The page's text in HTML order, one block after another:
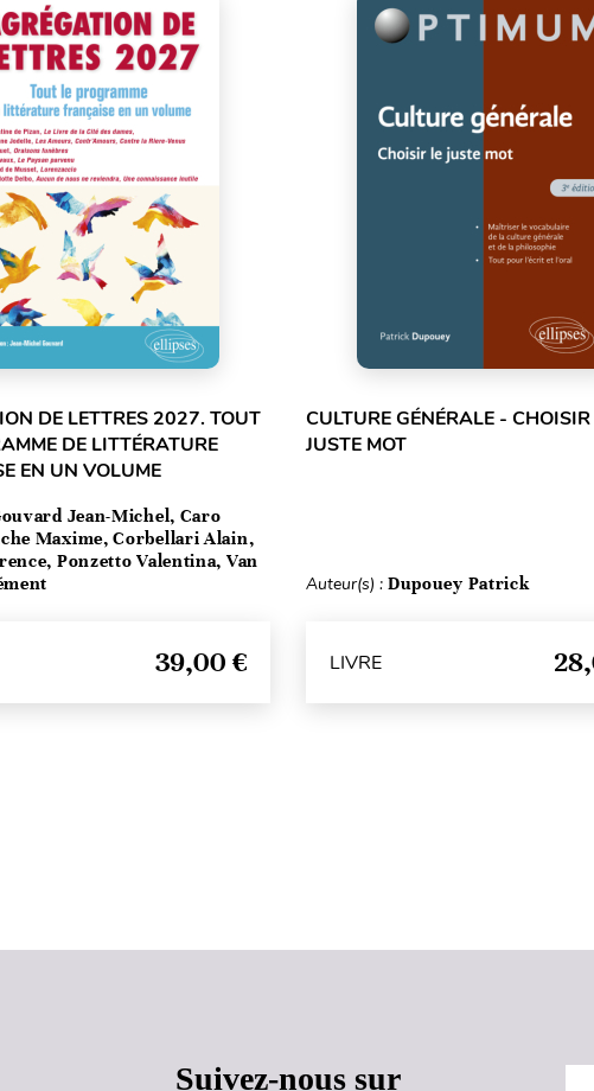
DE LETTRES 2027. TOUT
DE LITTÉRATURE
EN UN VOLUME
Jean-Michel, Caro
Maxime, Corbellari Alain,
Ponzetto Valentina, Van
39,00 €
CULTURE GÉNÉRALE - CHOISIR
JUSTE MOT
Auteur(s) : Dupouey Patrick
LIVRE
Suivez-nous sur